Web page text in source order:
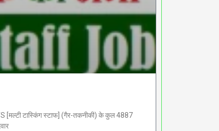
[मल्टी टास्किंग स्टाफ] (गैर-तकनीकी) के कुल 4887